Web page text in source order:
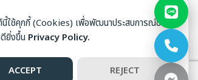
นี้ใช้คุกกี้ (Cookies) เพื่อพัฒนาประสบการณ์ของ
ยิ่งขึ้น Privacy Policy.
ACCEPT REJECT